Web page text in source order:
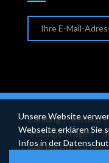
Zahlung Sitemap
Häufige Fragen
Alle Rechte
Unsere Website
Webseite erklären Sie
Infos in der